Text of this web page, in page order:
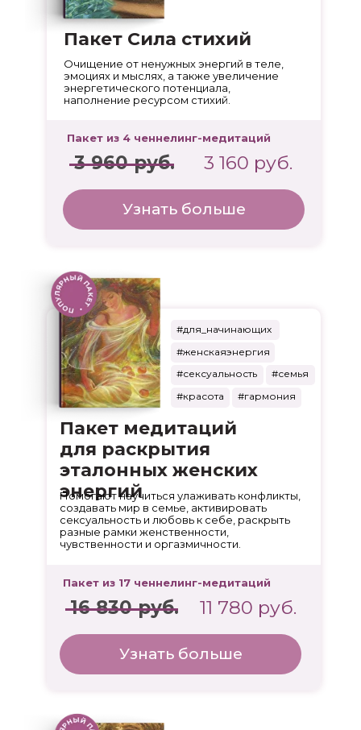
#для_начинающих
#женскаяэнергия
Пакет медитаций
для раскрытия
эталонных женских
энергий
16 830 руб. 11 780 руб.
Помогают научиться улаживать конфликты,
создавать мир в семье, активировать
сексуальность и любовь к себе, раскрыть
разные рамки женственности,
чувственности и оргазмичности.
Пакет из 17 ченнелинг-медитаций
Узнать больше
#красота
#семья
#гармония
#сексуальность
Пакет Сила стихий
3 960 руб. 3 160 руб.
Очищение от ненужных энергий в теле,
эмоциях и мыслях, а также увеличение
энергетического потенциала,
наполнение ресурсом стихий.
Пакет из 4 ченнелинг-медитаций
Узнать больше